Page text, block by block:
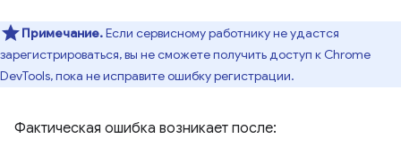
Примечание.Если сервисному работнику не удастся
зарегистрироваться, вы не сможете получить доступ к Chrome
DevTools, пока не исправите ошибку регистрации.
Фактическая ошибка возникает после: